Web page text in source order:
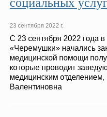
23 сентября 2022 г.
С 23 сентября 2022 года
«Черемушки» начались
медицинской помощи
которые проводит
медицинским отделением,
Валентиновна